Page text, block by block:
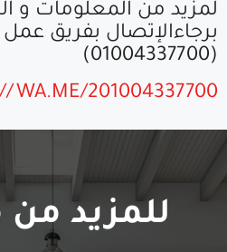
لمزيد من المعلومات و
برجاءالإتصال بفريق عمل
(01004337700)
WA.ME/201004337700
للمزيد من